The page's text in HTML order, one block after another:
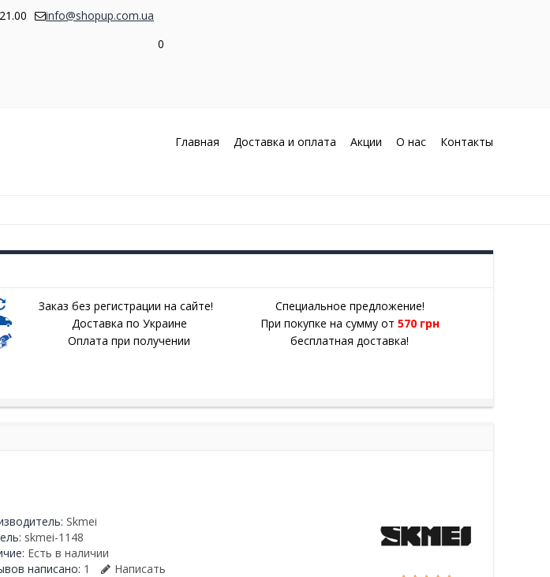
info@shopup.com.ua
0
Главная Доставка и оплата Акции О нас Контакты
Заказ без регистрации на сайте!
Доставка по Украине
Оплата при получении
Специальное предложение!
При покупке на сумму от 570 грн
бесплатная доставка!
Skmei
skmei-1148
Есть в наличии
написано: 1 Написать